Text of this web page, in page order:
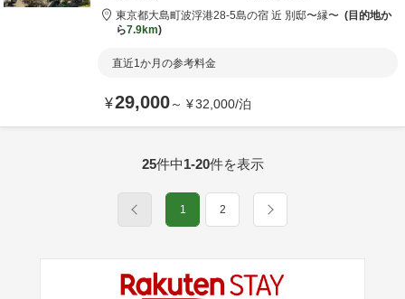
東京都大島町波浮港28-5島の宿 近 別邸〜縁〜
目的地か
ら7.9km
直近1か月の参考料金
¥29,000～ ¥32,000/泊
25件中1-20件を表示
1 2